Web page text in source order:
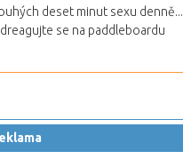
deset minut sexu denně...
se na paddleboardu